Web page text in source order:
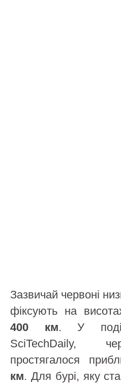
Зазвичай червоні
фіксують на
400 км. У
SciTechDaily,
простягалося
км. Для бурі, яку